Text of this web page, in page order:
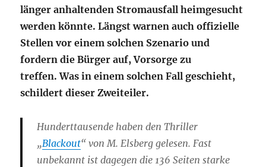
länger anhaltenden Stromausfall heimgesucht
werden könnte. Längst warnen auch offizielle
Stellen vor einem solchen Szenario und
fordern die Bürger auf, Vorsorge zu
treffen. Was in einem solchen Fall geschieht,
schildert dieser Zweiteiler.
Hunderttausende haben den Thriller
„Blackout“ von M. Elsberg gelesen. Fast
unbekannt ist dagegen die 136 Seiten starke